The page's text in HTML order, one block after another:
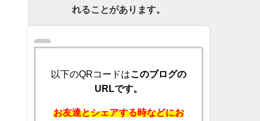
れることがあります。
以下のQRコードはこのブログの
URLです。
お友達とシェアする時などにお